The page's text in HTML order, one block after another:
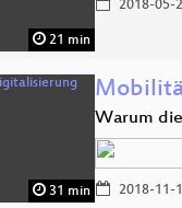
21 min
2018-05-
31 min
Warum
2018-11-